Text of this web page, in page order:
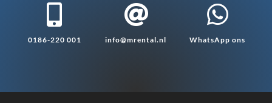

0186-220 001

info@mrental.nl

WhatsApp ons